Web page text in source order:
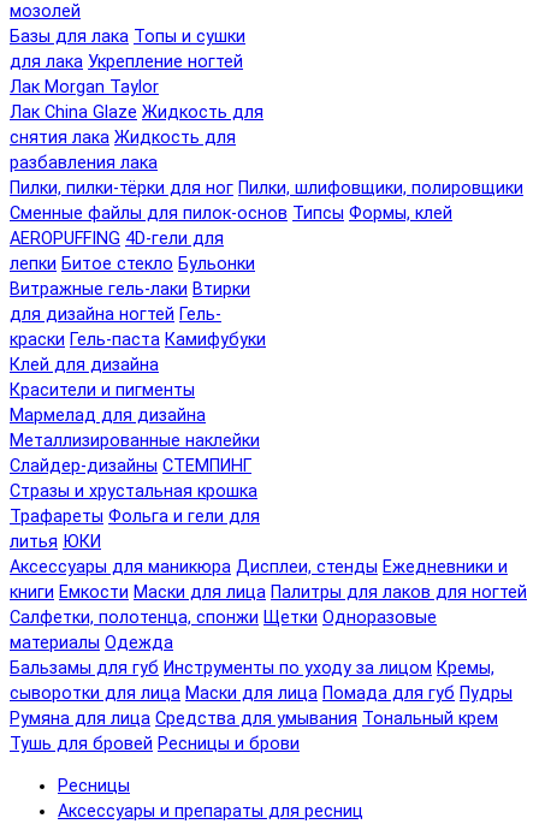
мозолей
Базы для лака Топы и сушки
для лака Укрепление ногтей
Лак Morgan Taylor
Лак China Glaze Жидкость для
снятия лака Жидкость для
разбавления лака
Пилки, пилки-тёрки для ног Пилки, шлифовщики, полировщики
Сменные файлы для пилок-основ Типсы Формы, клей
AEROPUFFING 4D-гели для
лепки Битое стекло Бульонки
Витражные гель-лаки Втирки
для дизайна ногтей Гель-
краски Гель-паста Камифубуки
Клей для дизайна
Красители и пигменты
Мармелад для дизайна
Металлизированные наклейки
Слайдер-дизайны СТЕМПИНГ
Стразы и хрустальная крошка
Трафареты Фольга и гели для
литья ЮКИ
Аксессуары для маникюра Дисплеи, стенды Ежедневники и
книги Емкости Маски для лица Палитры для лаков для ногтей
Салфетки, полотенца, спонжи Щетки Одноразовые
материалы Одежда
Бальзамы для губ Инструменты по уходу за лицом Кремы,
сыворотки для лица Маски для лица Помада для губ Пудры
Румяна для лица Средства для умывания Тональный крем
Тушь для бровей Ресницы и брови
Ресницы
Аксессуары и препараты для ресниц